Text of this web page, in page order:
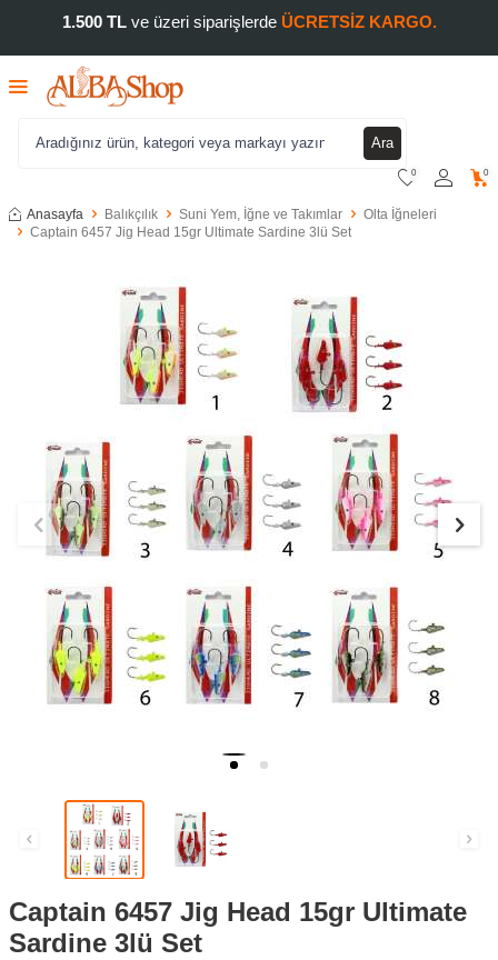
1.500 TLve üzeri siparişlerde ÜCRETSİZ KARGO.
Ara
0 0
Anasayfa Balıkçılık Suni Yem, İğne ve Takımlar
Olta İğneleri
Captain 6457 Jig Head 15gr Ultimate Sardine 3lü Set
Captain 6457 Jig Head 15gr Ultimate
Sardine 3lü Set